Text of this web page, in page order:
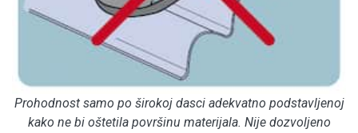
Prohodnost samo po širokoj dasci adekvatno podstavljenoj
kako ne bi oštetila površinu materijala. Nije dozvoljeno